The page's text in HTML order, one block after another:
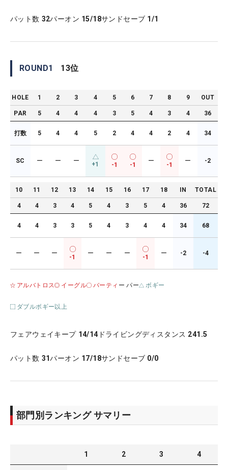
パット数 32パーオン 15/18サンドセーブ 1/1
ROUND1 13位
HOLE 1 2 3 4 5 6 7 8 9 OUT
PAR 5 4 4 4 3 5 4 3 4 36
打数 5 4 4 5 2 4 4 2 4 34
SC ー ー ー +1 -1 -1
ー
-1
ー -2
10 11 12 13 14 15 16 17 18 IN TOTAL
4 4 3 4 5 4 3 5 4 36 72
4 4 3 3 5 4 3 4 4 34 68
ー ー ー
-1
ー ー ー
-1
ー -2 -4
アルバトロス イーグル バーティ ー パー ボギー
ダブルボギー以上
フェアウェイキープ 14/14 ドライビングディスタンス 241.5
パット数 31パーオン 17/18サンドセーブ 0/0
部門別ランキング サマリー
1 2 3 4